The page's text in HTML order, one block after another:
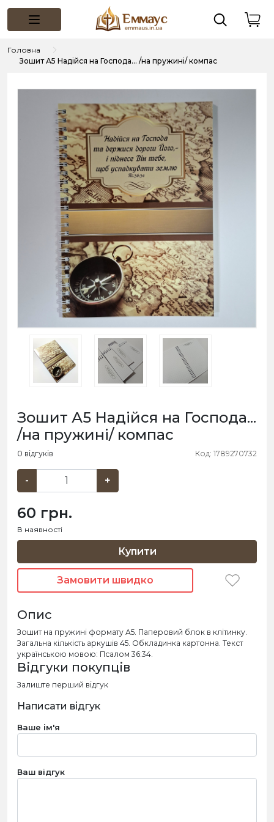
Головна
Зошит А5 Надійся на Господа... /на пружині/ компас
Зошит А5 Надійся на Господа...
/на пружині/ компас
0 відгуків Код: 1789270732
- +
60 грн.
В наявності
Купити
Замовити швидко
Опис
Зошит на пружині формату А5. Паперовий блок в клітинку.
Загальна кількість аркушів 45. Обкладинка картонна. Текст
українською мовою: Псалом 36:34.
Відгуки покупців
Залиште перший відгук
Написати відгук
Ваше ім'я
Ваш відгук